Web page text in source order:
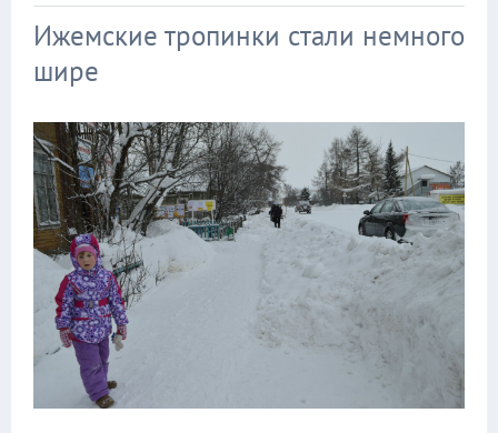
Ижемские тропинки стали немного
шире